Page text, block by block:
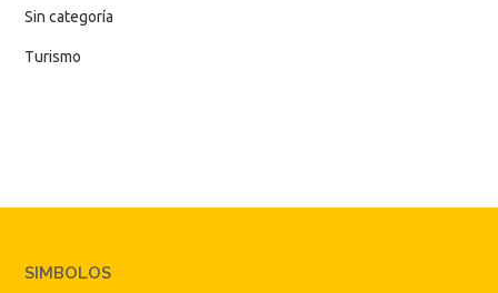
Sin categoría
Turismo
SIMBOLOS